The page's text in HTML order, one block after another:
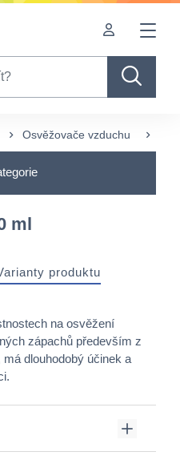
Osvěžovače vzduchu
ml
produktu
na osvěžení
zápachů především z
dlouhodobý účinek a